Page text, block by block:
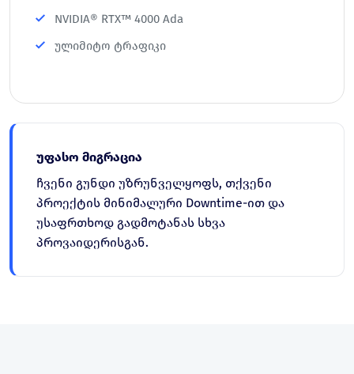
NVIDIA® RTX™ 4000 Ada
ულიმიტო ტრაფიკი
უფასო მიგრაცია
ჩვენი გუნდი უზრუნველყოფს, თქვენი
პროექტის მინიმალური Downtime-ით და
უსაფრთხოდ გადმოტანას სხვა
პროვაიდერისგან.